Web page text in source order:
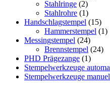
Stahlringe (2)
Stahlrohre (1)
Handschlagstempel (15)
Hammerstempel (1)
Messingstempel (24)
Brennstempel (24)
PHD Prägezange (1)
Stempelwerkzeuge
Stempelwerkzeuge